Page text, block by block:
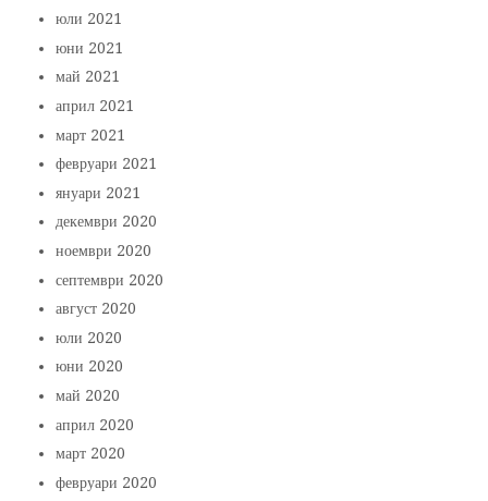
юли 2021
юни 2021
май 2021
април 2021
март 2021
февруари 2021
януари 2021
декември 2020
ноември 2020
септември 2020
август 2020
юли 2020
юни 2020
май 2020
април 2020
март 2020
февруари 2020